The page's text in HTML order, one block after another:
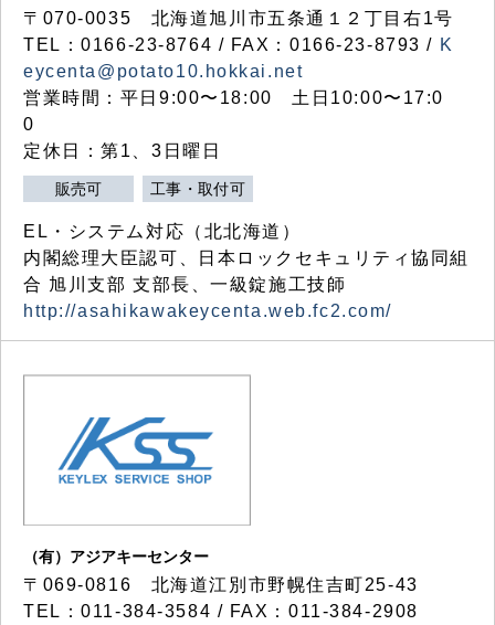
〒070-0035 北海道旭川市五条通１２丁目右1号
TEL：0166-23-8764 / FAX：0166-23-8793 / K
eycenta@potato10.hokkai.net
営業時間：平日9:00〜18:00 土日10:00〜17:0
0
定休日：第1、3日曜日
販売可 工事・取付可
EL・システム対応（北北海道）
内閣総理大臣認可、日本ロックセキュリティ協同組
合 旭川支部 支部長、一級錠施工技師
http://asahikawakeycenta.web.fc2.com/
（有）アジアキーセンター
〒069-0816 北海道江別市野幌住吉町25-43
TEL：011-384-3584 / FAX：011-384-2908